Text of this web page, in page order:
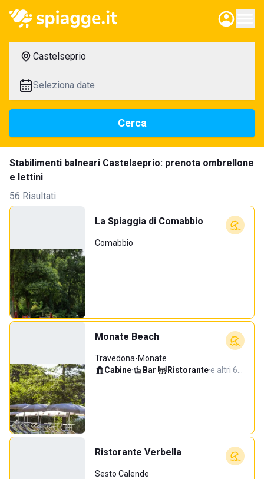
Castelseprio
Seleziona date
Cerca
Stabilimenti balneari Castelseprio: prenota ombrellone
e lettini
56 Risultati
La Spiaggia di Comabbio
Comabbio
Monate Beach
Travedona-Monate
Cabine· Bar· Ristorante·e altri 6…
Ristorante Verbella
Sesto Calende